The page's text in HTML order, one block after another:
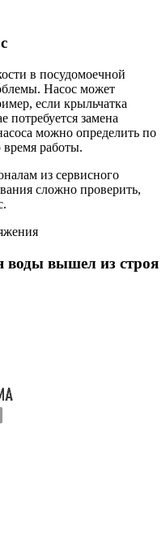
в посудомоечной
Насос может
если крыльчатка
потребуется замена
можно определить по
время работы.
из сервисного
сложно проверить,
воды вышел из строя